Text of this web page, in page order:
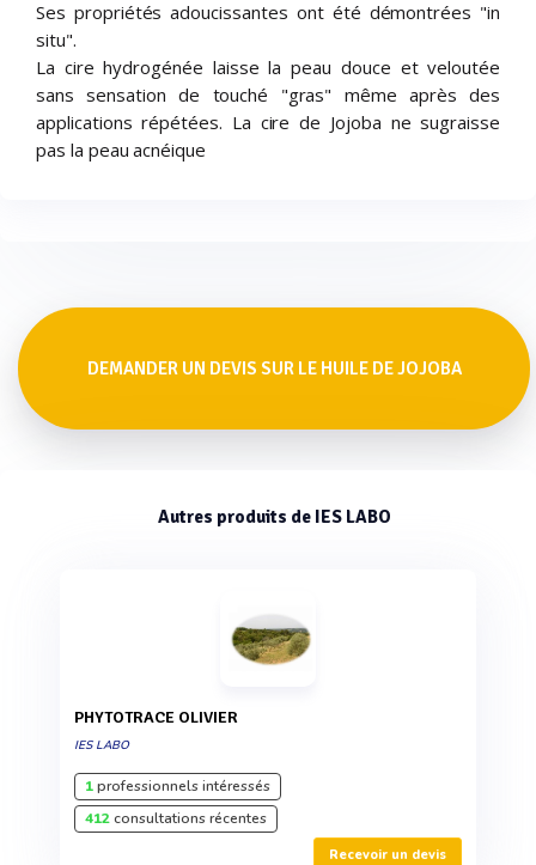
Ses propriétés adoucissantes ont été démontrées "in
situ".
La cire hydrogénée laisse la peau douce et veloutée
sans sensation de touché "gras" même après des
applications répétées. La cire de Jojoba ne sugraisse
pas la peau acnéique
DEMANDER UN DEVIS SUR LE HUILE DE JOJOBA
Autres produits de IES LABO
PHYTOTRACE OLIVIER
IES LABO
1professionnels intéressés
412consultations récentes
Recevoir un devis